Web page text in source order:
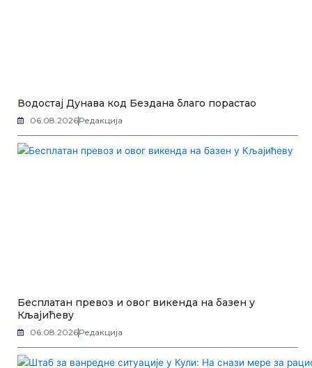
Водостај Дунава код Бездана благо порастао
06.08.2026Редакција
Бесплатан превоз и овог викенда на базен у
Кљајићеву
06.08.2026Редакција